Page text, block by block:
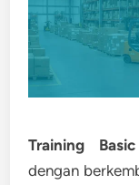
Training
dengan